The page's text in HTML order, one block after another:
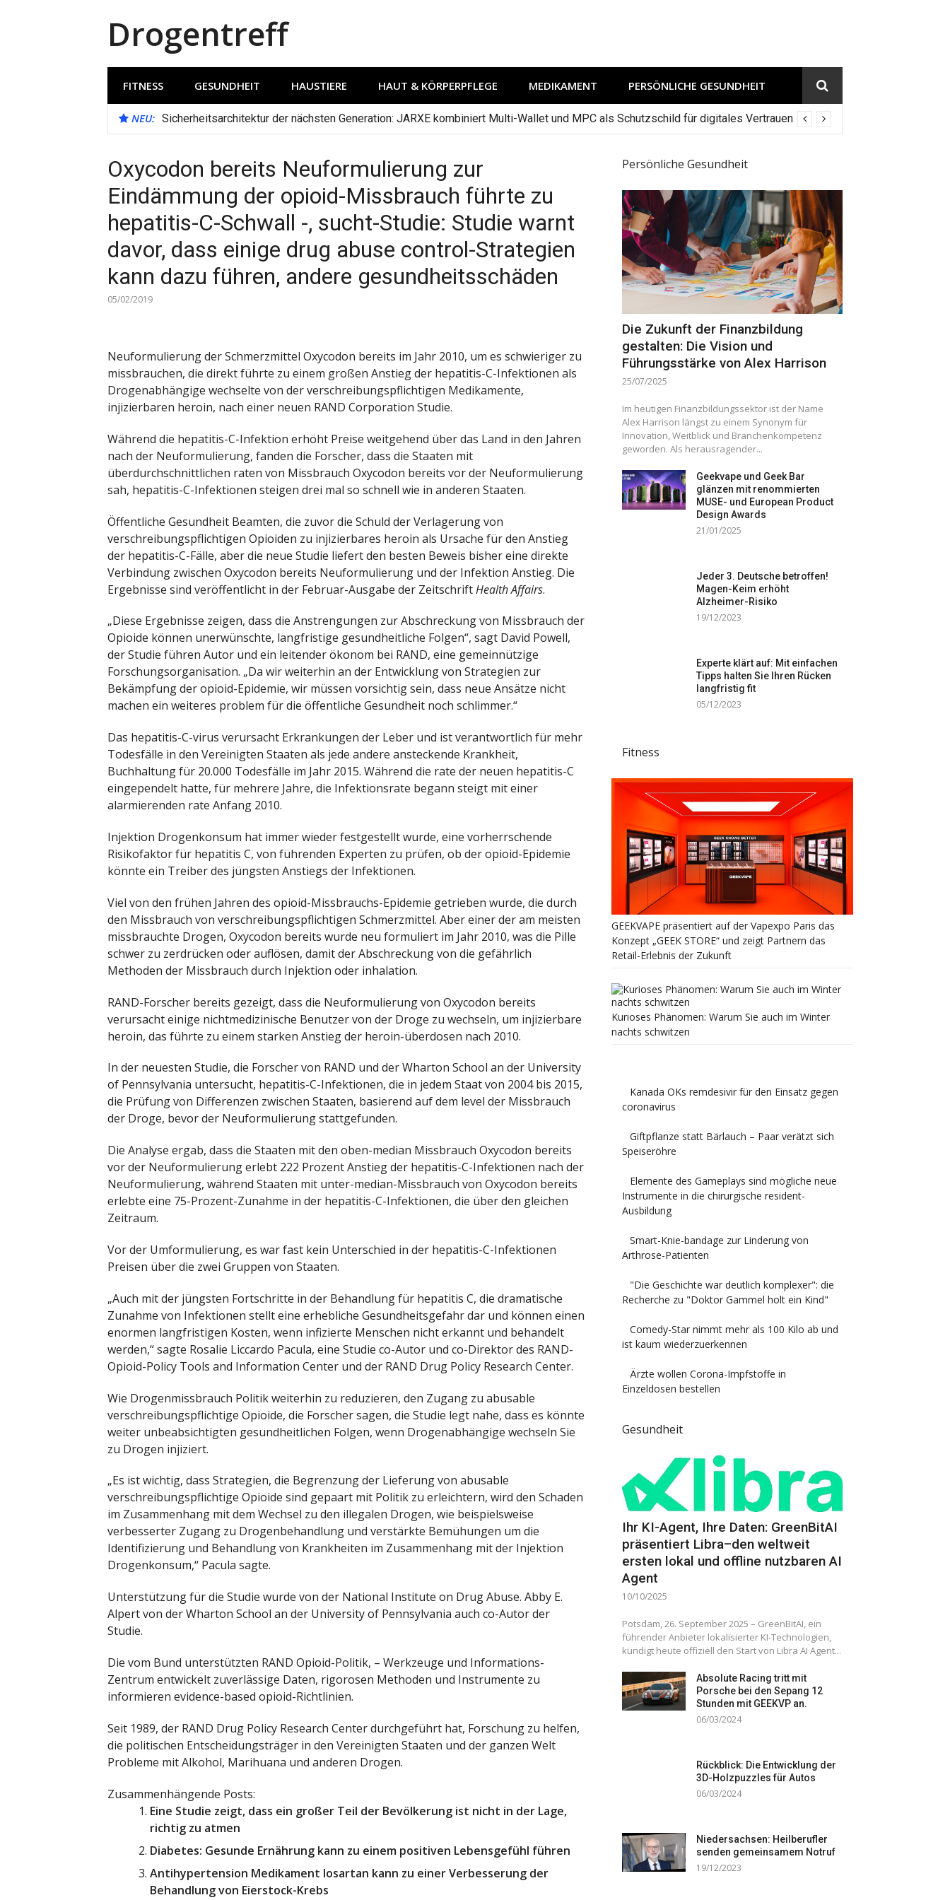
Drogentreff
FITNESS GESUNDHEIT HAUSTIERE HAUT & KÖRPERPFLEGE MEDIKAMENT PERSÖNLICHE GESUNDHEIT
NEU: Sicherheitsarchitektur der nächsten Generation: JARXE kombiniert Multi-Wallet und MPC als Schutzschild für digitales Vertrauen
Oxycodon bereits Neuformulierung zur
Eindämmung der opioid-Missbrauch führte zu
hepatitis-C-Schwall -, sucht-Studie: Studie warnt
davor, dass einige drug abuse control-Strategien
kann dazu führen, andere gesundheitsschäden
05/02/2019
Neuformulierung der Schmerzmittel Oxycodon bereits im Jahr 2010, um es schwieriger zu
missbrauchen, die direkt führte zu einem großen Anstieg der hepatitis-C-Infektionen als
Drogenabhängige wechselte von der verschreibungspflichtigen Medikamente,
injizierbaren heroin, nach einer neuen RAND Corporation Studie.
Während die hepatitis-C-Infektion erhöht Preise weitgehend über das Land in den Jahren
nach der Neuformulierung, fanden die Forscher, dass die Staaten mit
überdurchschnittlichen raten von Missbrauch Oxycodon bereits vor der Neuformulierung
sah, hepatitis-C-Infektionen steigen drei mal so schnell wie in anderen Staaten.
Öffentliche Gesundheit Beamten, die zuvor die Schuld der Verlagerung von
verschreibungspflichtigen Opioiden zu injizierbares heroin als Ursache für den Anstieg
der hepatitis-C-Fälle, aber die neue Studie liefert den besten Beweis bisher eine direkte
Verbindung zwischen Oxycodon bereits Neuformulierung und der Infektion Anstieg. Die
Ergebnisse sind veröffentlicht in der Februar-Ausgabe der ZeitschriftHealth Affairs.
„Diese Ergebnisse zeigen, dass die Anstrengungen zur Abschreckung von Missbrauch der
Opioide können unerwünschte, langfristige gesundheitliche Folgen“, sagt David Powell,
der Studie führen Autor und ein leitender ökonom bei RAND, eine gemeinnützige
Forschungsorganisation. „Da wir weiterhin an der Entwicklung von Strategien zur
Bekämpfung der opioid-Epidemie, wir müssen vorsichtig sein, dass neue Ansätze nicht
machen ein weiteres problem für die öffentliche Gesundheit noch schlimmer.“
Das hepatitis-C-virus verursacht Erkrankungen der Leber und ist verantwortlich für mehr
Todesfälle in den Vereinigten Staaten als jede andere ansteckende Krankheit,
Buchhaltung für 20.000 Todesfälle im Jahr 2015. Während die rate der neuen hepatitis-C
eingependelt hatte, für mehrere Jahre, die Infektionsrate begann steigt mit einer
alarmierenden rate Anfang 2010.
Injektion Drogenkonsum hat immer wieder festgestellt wurde, eine vorherrschende
Risikofaktor für hepatitis C, von führenden Experten zu prüfen, ob der opioid-Epidemie
könnte ein Treiber des jüngsten Anstiegs der Infektionen.
Viel von den frühen Jahren des opioid-Missbrauchs-Epidemie getrieben wurde, die durch
den Missbrauch von verschreibungspflichtigen Schmerzmittel. Aber einer der am meisten
missbrauchte Drogen, Oxycodon bereits wurde neu formuliert im Jahr 2010, was die Pille
schwer zu zerdrücken oder auflösen, damit der Abschreckung von die gefährlich
Methoden der Missbrauch durch Injektion oder inhalation.
RAND-Forscher bereits gezeigt, dass die Neuformulierung von Oxycodon bereits
verursacht einige nichtmedizinische Benutzer von der Droge zu wechseln, um injizierbare
heroin, das führte zu einem starken Anstieg der heroin-überdosen nach 2010.
In der neuesten Studie, die Forscher von RAND und der Wharton School an der University
of Pennsylvania untersucht, hepatitis-C-Infektionen, die in jedem Staat von 2004 bis 2015,
die Prüfung von Differenzen zwischen Staaten, basierend auf dem level der Missbrauch
der Droge, bevor der Neuformulierung stattgefunden.
Die Analyse ergab, dass die Staaten mit den oben-median Missbrauch Oxycodon bereits
vor der Neuformulierung erlebt 222 Prozent Anstieg der hepatitis-C-Infektionen nach der
Neuformulierung, während Staaten mit unter-median-Missbrauch von Oxycodon bereits
erlebte eine 75-Prozent-Zunahme in der hepatitis-C-Infektionen, die über den gleichen
Zeitraum.
Vor der Umformulierung, es war fast kein Unterschied in der hepatitis-C-Infektionen
Preisen über die zwei Gruppen von Staaten.
„Auch mit der jüngsten Fortschritte in der Behandlung für hepatitis C, die dramatische
Zunahme von Infektionen stellt eine erhebliche Gesundheitsgefahr dar und können einen
enormen langfristigen Kosten, wenn infizierte Menschen nicht erkannt und behandelt
werden,“ sagte Rosalie Liccardo Pacula, eine Studie co-Autor und co-Direktor des RAND-
Opioid-Policy Tools and Information Center und der RAND Drug Policy Research Center.
Wie Drogenmissbrauch Politik weiterhin zu reduzieren, den Zugang zu abusable
verschreibungspflichtige Opioide, die Forscher sagen, die Studie legt nahe, dass es könnte
weiter unbeabsichtigten gesundheitlichen Folgen, wenn Drogenabhängige wechseln Sie
zu Drogen injiziert.
„Es ist wichtig, dass Strategien, die Begrenzung der Lieferung von abusable
verschreibungspflichtige Opioide sind gepaart mit Politik zu erleichtern, wird den Schaden
im Zusammenhang mit dem Wechsel zu den illegalen Drogen, wie beispielsweise
verbesserter Zugang zu Drogenbehandlung und verstärkte Bemühungen um die
Identifizierung und Behandlung von Krankheiten im Zusammenhang mit der Injektion
Drogenkonsum,“ Pacula sagte.
Unterstützung für die Studie wurde von der National Institute on Drug Abuse. Abby E.
Alpert von der Wharton School an der University of Pennsylvania auch co-Autor der
Studie.
Die vom Bund unterstützten RAND Opioid-Politik, – Werkzeuge und Informations-
Zentrum entwickelt zuverlässige Daten, rigorosen Methoden und Instrumente zu
informieren evidence-based opioid-Richtlinien.
Seit 1989, der RAND Drug Policy Research Center durchgeführt hat, Forschung zu helfen,
die politischen Entscheidungsträger in den Vereinigten Staaten und der ganzen Welt
Probleme mit Alkohol, Marihuana und anderen Drogen.
Zusammenhängende Posts:
Eine Studie zeigt, dass ein großer Teil der Bevölkerung ist nicht in der Lage,
richtig zu atmen
Diabetes: Gesunde Ernährung kann zu einem positiven Lebensgefühl führen
Antihypertension Medikament losartan kann zu einer Verbesserung der
Behandlung von Eierstock-Krebs
Persönliche Gesundheit
Die Zukunft der Finanzbildung
gestalten: Die Vision und
Führungsstärke von Alex Harrison
25/07/2025
Im heutigen Finanzbildungssektor ist der Name
Alex Harrison längst zu einem Synonym für
Innovation, Weitblick und Branchenkompetenz
geworden. Als herausragender...
Geekvape und Geek Bar
glänzen mit renommierten
MUSE- und European Product
Design Awards
21/01/2025
Jeder 3. Deutsche betroffen!
Magen-Keim erhöht
Alzheimer-Risiko
19/12/2023
Experte klärt auf: Mit einfachen
Tipps halten Sie Ihren Rücken
langfristig fit
05/12/2023
Fitness
GEEKVAPE präsentiert auf der Vapexpo Paris das
Konzept „GEEK STORE“ und zeigt Partnern das
Retail-Erlebnis der Zukunft
Kurioses Phänomen: Warum Sie auch im Winter
nachts schwitzen
Kanada OKs remdesivir für den Einsatz gegen
coronavirus
Giftpflanze statt Bärlauch – Paar verätzt sich
Speiseröhre
Elemente des Gameplays sind mögliche neue
Instrumente in die chirurgische resident-
Ausbildung
Smart-Knie-bandage zur Linderung von
Arthrose-Patienten
"Die Geschichte war deutlich komplexer": die
Recherche zu "Doktor Gammel holt ein Kind"
Comedy-Star nimmt mehr als 100 Kilo ab und
ist kaum wiederzuerkennen
Ärzte wollen Corona-Impfstoffe in
Einzeldosen bestellen
Gesundheit
Ihr KI-Agent, Ihre Daten: GreenBitAI
präsentiert Libra–den weltweit
ersten lokal und offline nutzbaren AI
Agent
10/10/2025
Potsdam, 26. September 2025 – GreenBitAI, ein
führender Anbieter lokalisierter KI-Technologien,
kündigt heute offiziell den Start von Libra AI Agent...
Absolute Racing tritt mit
Porsche bei den Sepang 12
Stunden mit GEEKVP an.
06/03/2024
Rückblick: Die Entwicklung der
3D-Holzpuzzles für Autos
06/03/2024
Niedersachsen: Heilberufler
senden gemeinsamem Notruf
19/12/2023